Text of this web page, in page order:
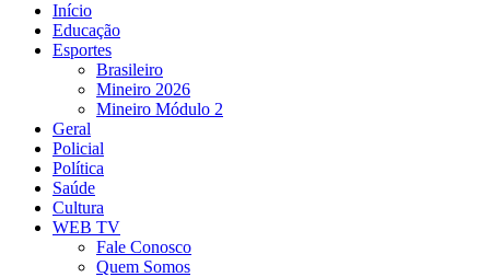
Início
Educação
Esportes
Brasileiro
Mineiro 2026
Mineiro Módulo 2
Geral
Policial
Política
Saúde
Cultura
WEB TV
Fale Conosco
Quem Somos